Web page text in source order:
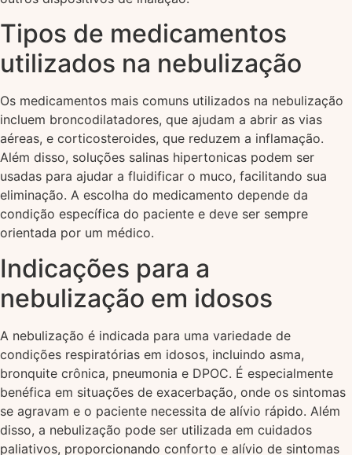
Tipos de medicamentos
utilizados na nebulização
Os medicamentos mais comuns utilizados na nebulização
incluem broncodilatadores, que ajudam a abrir as vias
aéreas, e corticosteroides, que reduzem a inflamação.
Além disso, soluções salinas hipertonicas podem ser
usadas para ajudar a fluidificar o muco, facilitando sua
eliminação. A escolha do medicamento depende da
condição específica do paciente e deve ser sempre
orientada por um médico.
Indicações para a
nebulização em idosos
A nebulização é indicada para uma variedade de
condições respiratórias em idosos, incluindo asma,
bronquite crônica, pneumonia e DPOC. É especialmente
benéfica em situações de exacerbação, onde os sintomas
se agravam e o paciente necessita de alívio rápido. Além
disso, a nebulização pode ser utilizada em cuidados
paliativos, proporcionando conforto e alívio de sintomas